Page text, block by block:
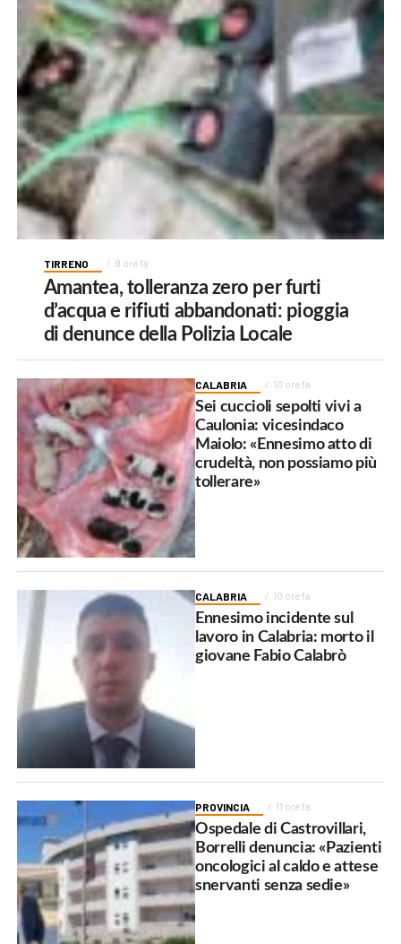
TIRRENO 9 ore fa
Amantea, tolleranza zero per furti
d’acqua e rifiuti abbandonati: pioggia
di denunce della Polizia Locale
CALABRIA 10 ore fa
Sei cuccioli sepolti vivi a
Caulonia: vicesindaco
Maiolo: «Ennesimo atto di
crudeltà, non possiamo più
tollerare»
CALABRIA 10 ore fa
Ennesimo incidente sul
lavoro in Calabria: morto il
giovane Fabio Calabrò
PROVINCIA 11 ore fa
Ospedale di Castrovillari,
Borrelli denuncia: «Pazienti
oncologici al caldo e attese
snervanti senza sedie»